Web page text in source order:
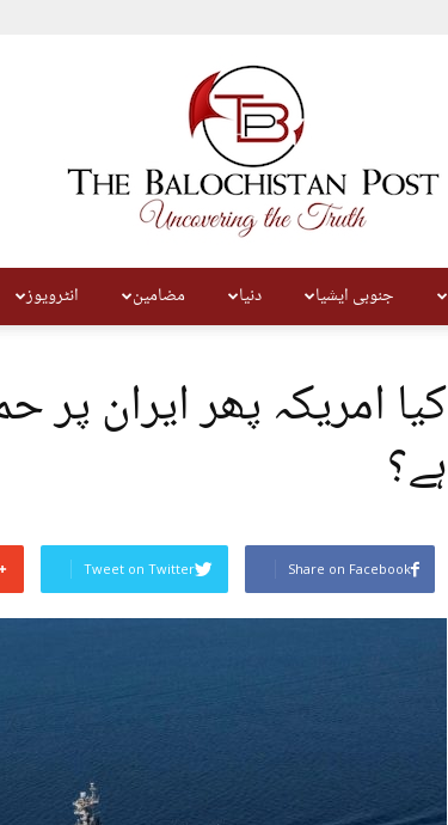
جنوبی ایشیا دنیا مضامین انٹرویوز
کیا امریکہ پھر ایران پر
ہے؟
Share on Facebook
Tweet on Twitter